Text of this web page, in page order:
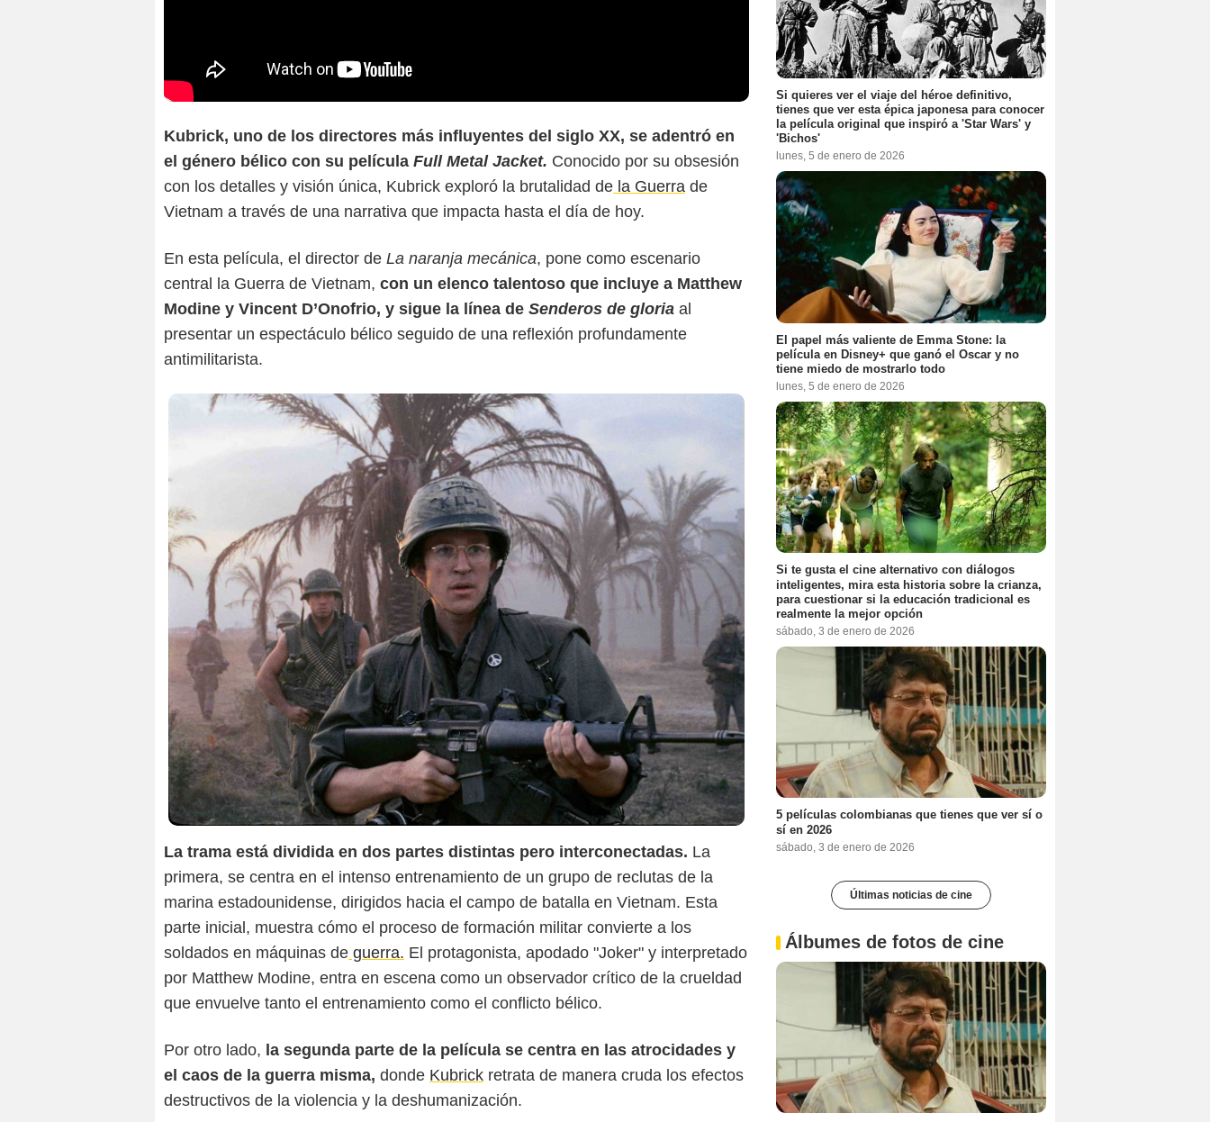
Kubrick, uno de los directores más influyentes del siglo XX, se adentró en
el género bélico con su película Full Metal Jacket. Conocido por su obsesión
con los detalles y visión única, Kubrick exploró la brutalidad de la Guerra de
Vietnam a través de una narrativa que impacta hasta el día de hoy.
En esta película, el director de La naranja mecánica, pone como escenario
central la Guerra de Vietnam, con un elenco talentoso que incluye a Matthew
Modine y Vincent D’Onofrio, y sigue la línea de Senderos de gloria al
presentar un espectáculo bélico seguido de una reflexión profundamente
antimilitarista.
La trama está dividida en dos partes distintas pero interconectadas. La
primera, se centra en el intenso entrenamiento de un grupo de reclutas de la
marina estadounidense, dirigidos hacia el campo de batalla en Vietnam. Esta
parte inicial, muestra cómo el proceso de formación militar convierte a los
soldados en máquinas de guerra. El protagonista, apodado "Joker" y interpretado
por Matthew Modine, entra en escena como un observador crítico de la crueldad
que envuelve tanto el entrenamiento como el conflicto bélico.
Por otro lado, la segunda parte de la película se centra en las atrocidades y
el caos de la guerra misma, donde Kubrick retrata de manera cruda los efectos
destructivos de la violencia y la deshumanización.
Medium
Si quieres ver el viaje del héroe definitivo,
tienes que ver esta épica japonesa para conocer
la película original que inspiró a 'Star Wars' y
'Bichos'
lunes, 5 de enero de 2026
El papel más valiente de Emma Stone: la
película en Disney+ que ganó el Oscar y no
tiene miedo de mostrarlo todo
lunes, 5 de enero de 2026
Si te gusta el cine alternativo con diálogos
inteligentes, mira esta historia sobre la crianza,
para cuestionar si la educación tradicional es
realmente la mejor opción
sábado, 3 de enero de 2026
5 películas colombianas que tienes que ver sí o
sí en 2026
sábado, 3 de enero de 2026
Últimas noticias de cine
Álbumes de fotos de cine